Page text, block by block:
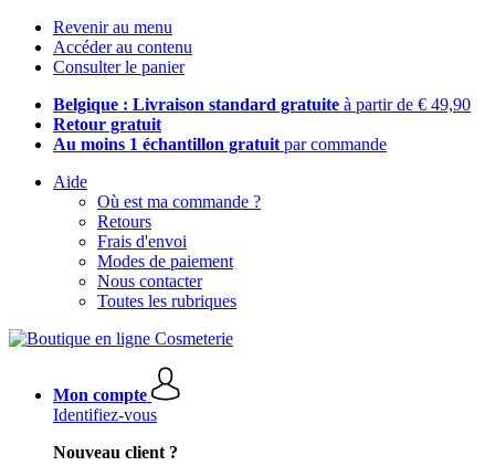
Revenir au menu
Accéder au contenu
Consulter le panier
Belgique : Livraison standard gratuite à partir de € 49,90
Retour gratuit
Au moins 1 échantillon gratuit par commande
Aide
Où est ma commande ?
Retours
Frais d'envoi
Modes de paiement
Nous contacter
Toutes les rubriques
Mon compte
Identifiez-vous
Nouveau client ?